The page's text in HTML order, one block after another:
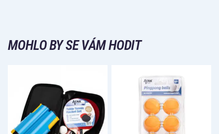
MOHLO BY SE VÁM HODIT